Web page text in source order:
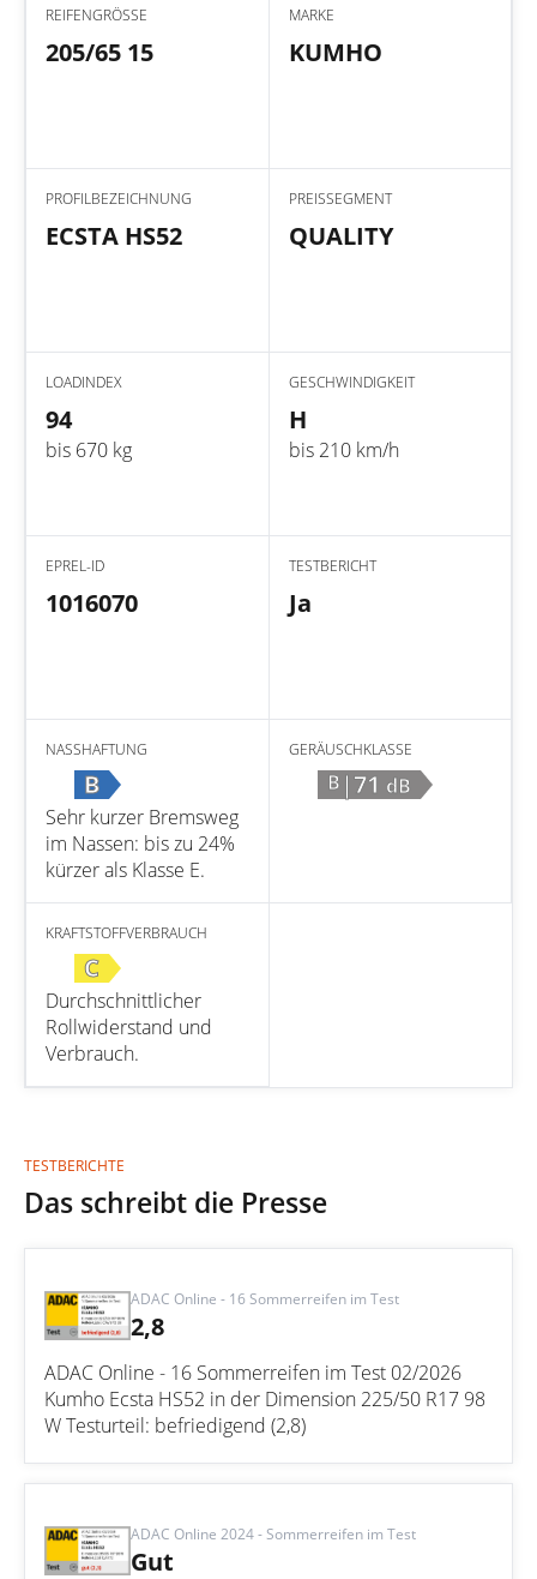
REIFENGRÖSSE
205/65 15
MARKE
KUMHO
PROFILBEZEICHNUNG
ECSTA HS52
PREISSEGMENT
QUALITY
LOADINDEX
94
bis 670 kg
GESCHWINDIGKEIT
H
bis 210 km/h
EPREL-ID
1016070
TESTBERICHT
Ja
NASSHAFTUNG
B
Sehr kurzer Bremsweg
im Nassen: bis zu 24%
kürzer als Klasse E.
GERÄUSCHKLASSE
B |71 dB
KRAFTSTOFFVERBRAUCH
C
Durchschnittlicher
Rollwiderstand und
Verbrauch.
TESTBERICHTE
Das schreibt die Presse
ADAC Online - 16 Sommerreifen im Test
2,8
ADAC Online - 16 Sommerreifen im Test 02/2026
Kumho Ecsta HS52 in der Dimension 225/50 R17 98
W Testurteil: befriedigend (2,8)
ADAC Online 2024 - Sommerreifen im Test
Gut